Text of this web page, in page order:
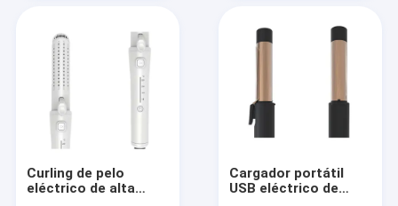
Curling de pelo
eléctrico de alta
Cargador portátil
USB eléctrico de